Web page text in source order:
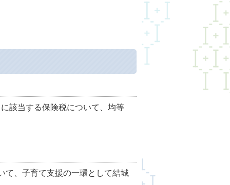
該当する保険税について、均等
て、子育て支援の一環として結城